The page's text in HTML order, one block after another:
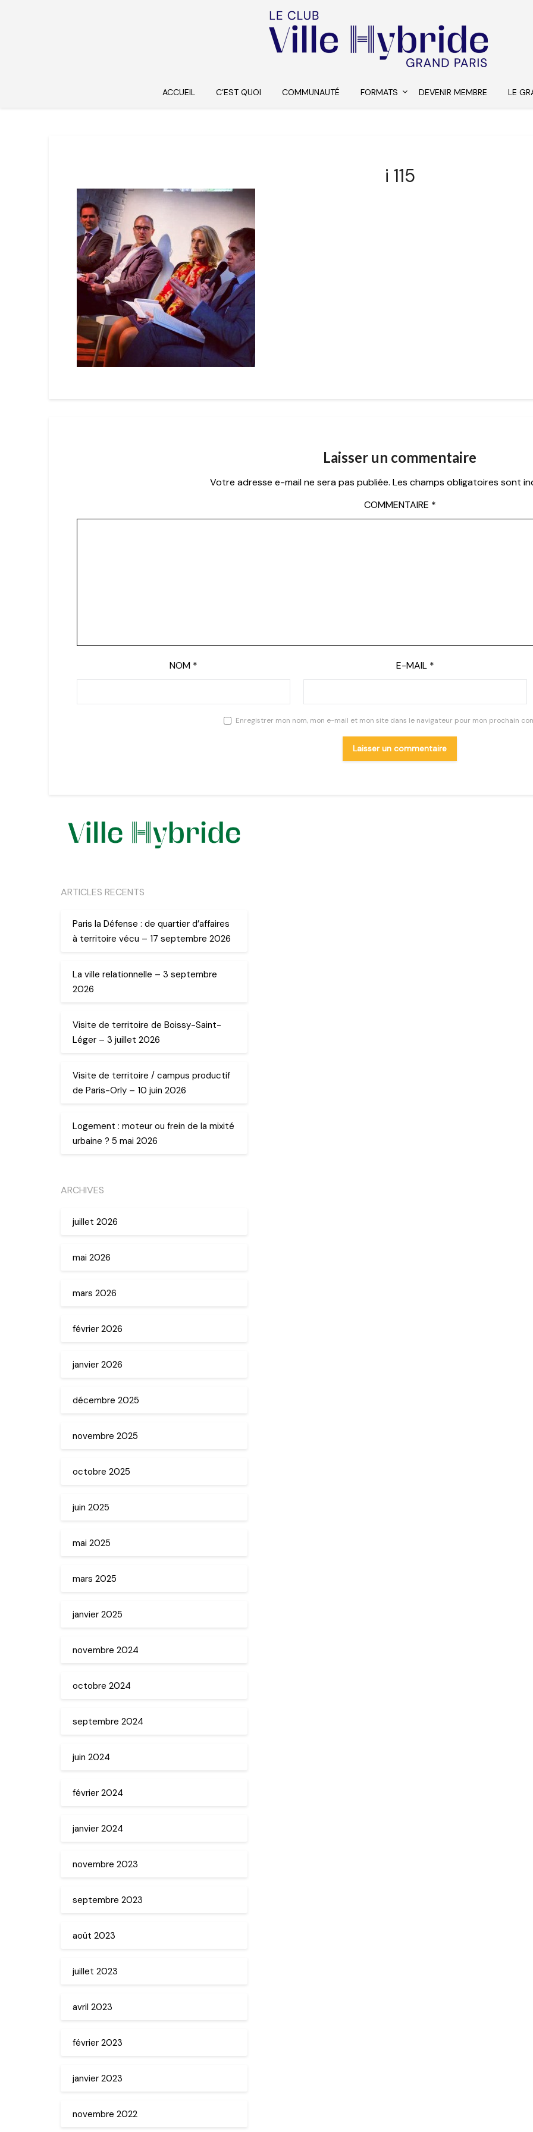
ACCUEIL C’EST QUOI COMMUNAUTÉ FORMATS DEVENIR MEMBRE LE
i 115
Laisser un commentaire
Votre adresse e-mail ne sera pas publiée. Les champs obligatoires sont
COMMENTAIRE *
NOM * E-MAIL *
Enregistrer mon nom, mon e-mail et mon site dans le navigateur pour mon prochain
ARTICLES RECENTS
Paris la Défense : de quartier d’affaires
à territoire vécu – 17 septembre 2026
La ville relationnelle – 3 septembre
2026
Visite de territoire de Boissy-Saint-
Léger – 3 juillet 2026
Visite de territoire / campus productif
de Paris-Orly – 10 juin 2026
Logement : moteur ou frein de la mixité
urbaine ? 5 mai 2026
ARCHIVES
juillet 2026
mai 2026
mars 2026
février 2026
janvier 2026
décembre 2025
novembre 2025
octobre 2025
juin 2025
mai 2025
mars 2025
janvier 2025
novembre 2024
octobre 2024
septembre 2024
juin 2024
février 2024
janvier 2024
novembre 2023
septembre 2023
août 2023
juillet 2023
avril 2023
février 2023
janvier 2023
novembre 2022